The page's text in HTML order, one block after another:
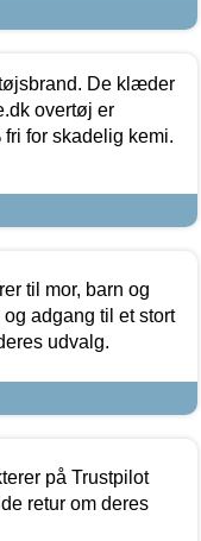
De klæder
overtøj er
for skadelig kemi.
til mor, barn og
adgang til et stort
udvalg.
på Trustpilot
retur om deres